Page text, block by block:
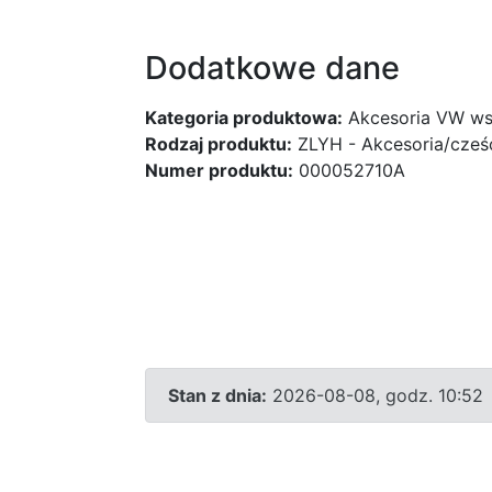
Dodatkowe dane
Kategoria produktowa: Akcesoria VW
Rodzaj produktu: ZLYH - Akcesoria/
Numer produktu: 000052710A
Stan z dnia: 2026-08-08, godz. 10:52